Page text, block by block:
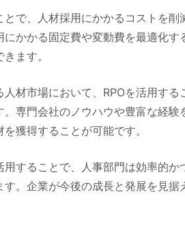
とで、人材採用にかかるコストを
にかかる固定費や変動費を最適化
ます。
人材市場において、RPOを活用す
専門会社のノウハウや豊富な経
獲得することが可能です。
用することで、人事部門は効率的
す。企業が今後の成長と発展を見